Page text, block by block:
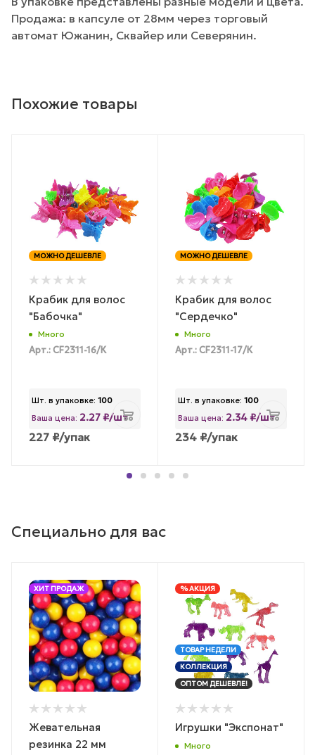
Продажа: в капсуле от 28мм через торговый
автомат Южанин, Сквайер или Северянин.
Похожие товары
МОЖНО ДЕШЕВЛЕ
Крабик для волос
"Бабочка"
Много
Арт.: CF2311-16/К
Шт. в упаковке: 100
Ваша цена: 2.27 ₽/шт
227 ₽/упак
МОЖНО ДЕШЕВЛЕ
Крабик для волос
"Сердечко"
Много
Арт.: CF2311-17/К
Шт. в упаковке: 100
Ваша цена: 2.34 ₽/шт
234 ₽/упак
Специально для вас
ХИТ ПРОДАЖ
Жевательная
резинка 22 мм
% АКЦИЯ
ТОВАР НЕДЕЛИ
КОЛЛЕКЦИЯ
ОПТОМ ДЕШЕВЛЕ!
Игрушки "Экспонат"
Много